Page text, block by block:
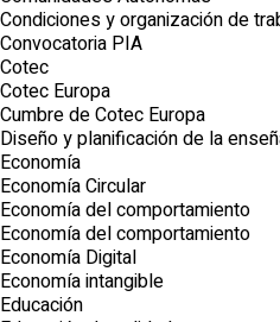
Condiciones y organización de
Convocatoria PIA
Cotec
Cotec Europa
Cumbre de Cotec Europa
Diseño y planificación de la
Economía
Economía Circular
Economía del comportamiento
Economía del comportamiento
Economía Digital
Economía intangible
Educación